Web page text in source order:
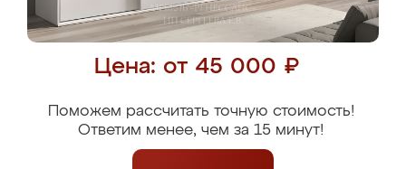
Цена: от 45 000 ₽
Поможем рассчитать точную стоимость!
Ответим менее, чем за 15 минут!